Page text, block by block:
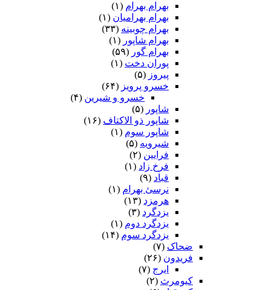
بهرام بهرام (۱)
بهرام بهرامیان‏ (۱)
بهرام چوبینه (۳۳)
بهرام شاپور (۱)
بهرام گور (۵۹)
پوران دخت (۱)
پیروز (۵)
خسرو پرویز (۶۴)
خسرو و شیرین (۴)
شاپور (۵)
شاپور ذو الاکتاف (۱۶)
شاپور سوم‏ (۱)
شیرویه (۵)
فرایین (۲)
فرخ زاد (۱)
قباد (۹)
نرسئ بهرام‏ (۱)
هرمزد (۱۳)
یزدگرد (۳)
یزدگرد دوم (۱)
یزدگرد سوم (۱۴)
ضحاک (۷)
فریدون (۲۶)
ایرج (۷)
کیومرث (۲)